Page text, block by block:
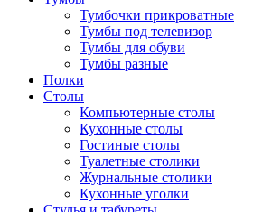
Тумбочки прикроватные
Тумбы под телевизор
Тумбы для обуви
Тумбы разные
Полки
Столы
Компьютерные столы
Кухонные столы
Гостиные столы
Туалетные столики
Журнальные столики
Кухонные уголки